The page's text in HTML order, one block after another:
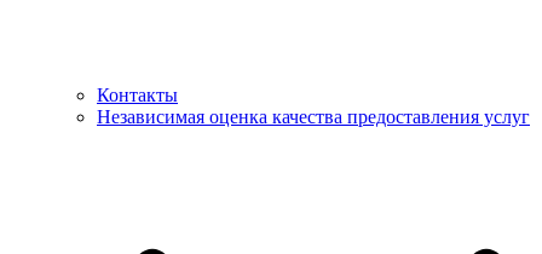
Контакты
Независимая оценка качества предоставления услуг